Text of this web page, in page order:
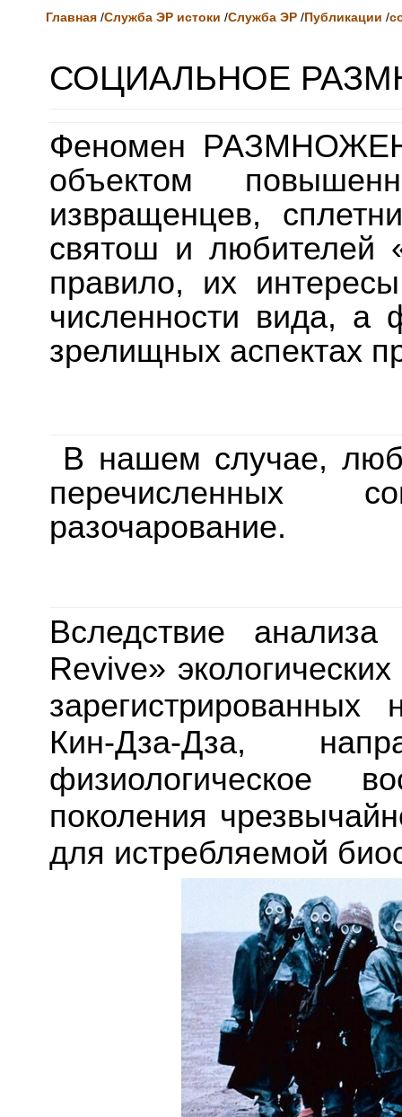
Главная /Служба ЭР истоки /Служба ЭР /Публикации /
СОЦИАЛЬНОЕ
Феномен
объектом
извращенцев,
святош и любителей
правило, их
численности вида, а
зрелищных аспектах
В нашем случае,
перечисленных
разочарование.
Вследствие
Revive»
Кин-Дза-Дза,
физиологическое
поколения
для истребляемой